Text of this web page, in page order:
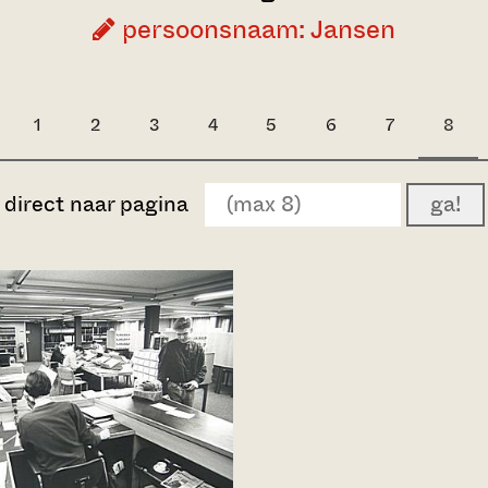
persoonsnaam: Jansen
1 2 3 4 5 6 7 8
direct naar pagina ga!